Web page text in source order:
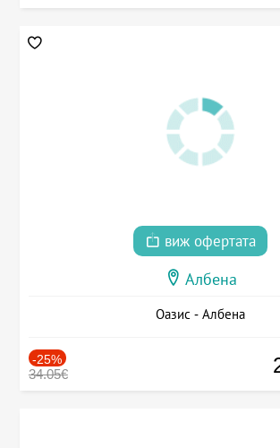
виж офертата
Албена
Оазис - Албена
-25%
34.05€